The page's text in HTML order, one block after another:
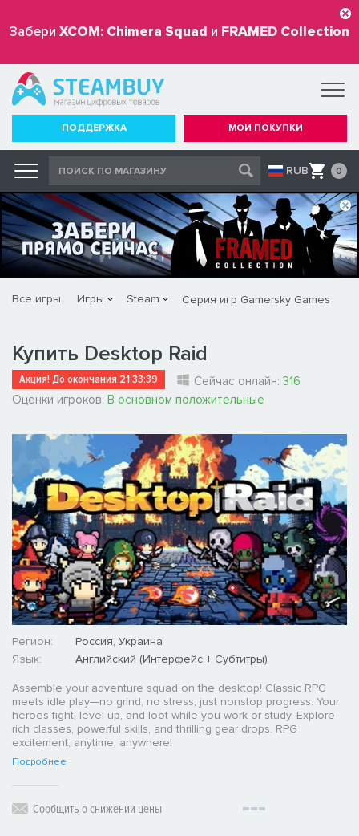
Забери XCOM: Chimera Squad и FRAMED Collection
бесплатно
ПОДДЕРЖКА МОИ ПОКУПКИ
RUB 0
Все игры Игры Steam Серия игр Gamersky Games
Купить Desktop Raid
Акция! До окончания 21:33:39 Сейчас онлайн: 316
Оценки игроков: В основном положительные
Регион:
Россия, Украина
Язык:
Английский (Интерфейс + Субтитры)
Assemble your adventure squad on the desktop! Classic RPG
meets idle play—no grind, no stress, just nonstop progress. Your
heroes fight, level up, and loot while you work or study. Explore
rich classes, powerful skills, and thrilling gear drops. RPG
excitement, anytime, anywhere!
Подробнее
Сообщить о снижении цены